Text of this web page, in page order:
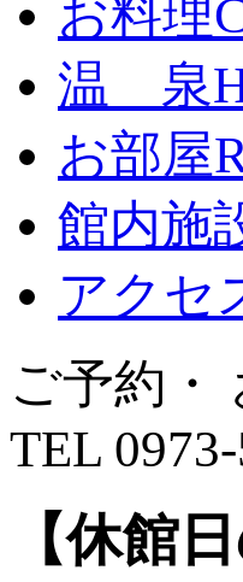
お料理
温 泉
お部屋
館内施
アクセ
ご予約・
TEL
【休館